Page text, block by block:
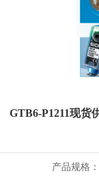
GTB6-P1211现货
产品规格：